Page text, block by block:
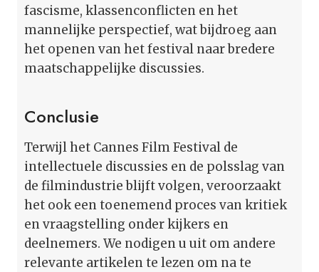
fascisme, klassenconflicten en het
mannelijke perspectief, wat bijdroeg aan
het openen van het festival naar bredere
maatschappelijke discussies.
Conclusie
Terwijl het Cannes Film Festival de
intellectuele discussies en de polsslag van
de filmindustrie blijft volgen, veroorzaakt
het ook een toenemend proces van kritiek
en vraagstelling onder kijkers en
deelnemers. We nodigen u uit om andere
relevante artikelen te lezen om na te